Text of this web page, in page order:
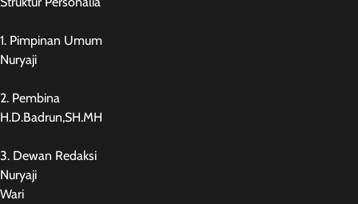
1. Pimpinan Umum
Nuryaji
2. Pembina
H.D.Badrun,SH.MH
3. Dewan Redaksi
Nuryaji
Wari